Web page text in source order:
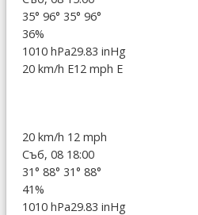
35° 96° 35° 96°
36%
1010 hPa29.83 inHg
20 km/h E12 mph E
20 km/h 12 mph
Съб, 08 18:00
31° 88° 31° 88°
41%
1010 hPa29.83 inHg